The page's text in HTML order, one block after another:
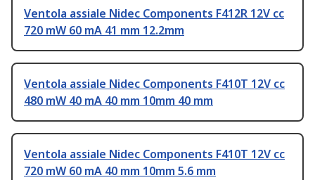
Ventola assiale Nidec Components F412R 12V cc
720 mW 60 mA 41 mm 12.2mm
Ventola assiale Nidec Components F410T 12V cc
480 mW 40 mA 40 mm 10mm 40 mm
Ventola assiale Nidec Components F410T 12V cc
720 mW 60 mA 40 mm 10mm 5.6 mm